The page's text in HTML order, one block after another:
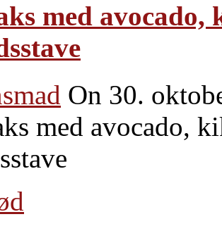
med
On 30.
med avocado,